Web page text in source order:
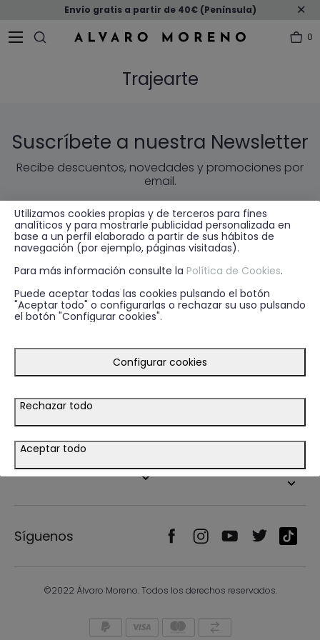
Envío gratis a partir de 40€ (Península)
0
Trajearte
Suscríbete a nuestra Newsletter
Recibe descuentos, novedades y promociones por
email.
EMAIL ENVIAR
* He leído y acepto lapolítica de privacidad
Guía de compra
Tiendas
Legal
País/Idioma
Síguenos
©2022 Álvaro Moreno. Todos los derechos reservados.
Utilizamos cookies propias y de terceros para fines
analíticos y para mostrarle publicidad personalizada en
base a un perfil elaborado a partir de sus hábitos de
navegación (por ejemplo, páginas visitadas).
Para más información consulte la Política de Cookies.
Puede aceptar todas las cookies pulsando el botón
"Aceptar todo" o configurarlas o rechazar su uso pulsando
el botón "Configurar cookies".
Configurar cookies
Rechazar todo
Aceptar todo